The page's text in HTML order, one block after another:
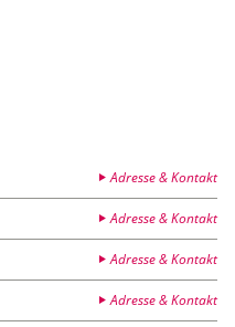
Adresse & Kontakt
Adresse & Kontakt
Adresse & Kontakt
Adresse & Kontakt